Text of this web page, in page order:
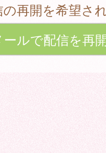
の再開を希望さ
ールで配信を再